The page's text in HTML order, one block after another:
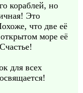
кораблей, но
Это
что две её
море её
для всех